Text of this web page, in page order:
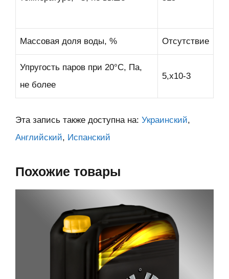
Массовая доля воды, % Отсутствие
Упругость паров при 20°С, Па,
не более
5,х10-3
Эта запись также доступна на: Украинский
Английский
Испанский
Похожие товары